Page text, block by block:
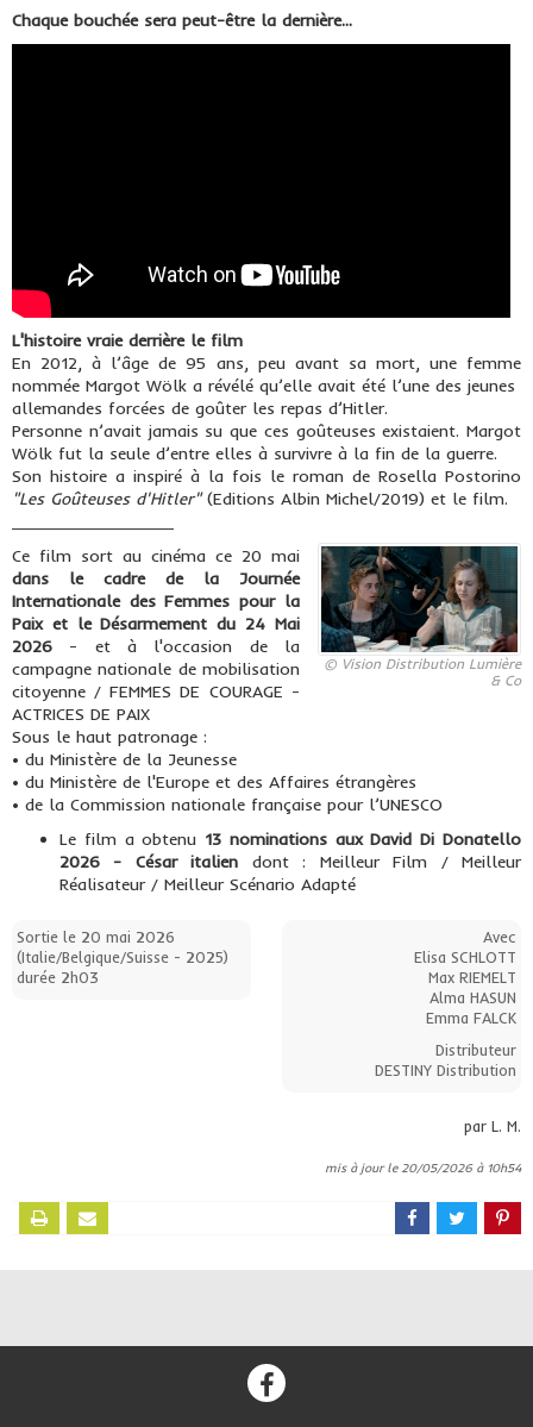
Chaque bouchée sera peut-être la dernière...
L'histoire vraie derrière le film
En 2012, à l’âge de 95 ans, peu avant sa mort, une femme
nommée Margot Wölk a révélé qu’elle avait été l’une des jeunes
allemandes forcées de goûter les repas d’Hitler.
Personne n’avait jamais su que ces goûteuses existaient. Margot
Wölk fut la seule d’entre elles à survivre à la fin de la guerre.
Son histoire a inspiré à la fois le roman de Rosella Postorino
"Les Goûteuses d'Hitler"(Editions Albin Michel/2019) et le film.
© Vision Distribution Lumière
& Co
Ce film sort au cinéma ce 20 mai
dans le cadre de la Journée
Internationale des Femmes pour la
Paix et le Désarmement du 24 Mai
2026 - et à l'occasion de la
campagne nationale de mobilisation
citoyenne / FEMMES DE COURAGE -
ACTRICES DE PAIX
Sous le haut patronage :
• du Ministère de la Jeunesse
• du Ministère de l'Europe et des Affaires étrangères
• de la Commission nationale française pour l’UNESCO
Le film a obtenu 13 nominations aux David Di Donatello
2026 - César italien dont : Meilleur Film / Meilleur
Réalisateur / Meilleur Scénario Adapté
Sortie le 20 mai 2026
(Italie/Belgique/Suisse - 2025)
durée 2h03
Avec
Elisa SCHLOTT
Max RIEMELT
Alma HASUN
Emma FALCK
Distributeur
DESTINY Distribution
par L. M.
mis à jour le 20/05/2026 à 10h54